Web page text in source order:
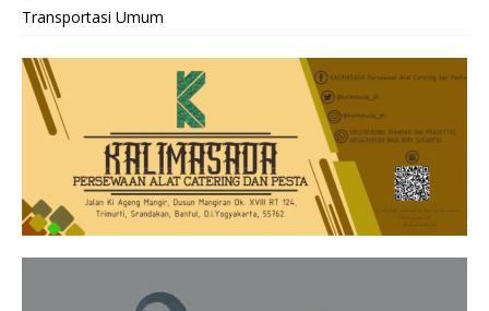
Transportasi Umum